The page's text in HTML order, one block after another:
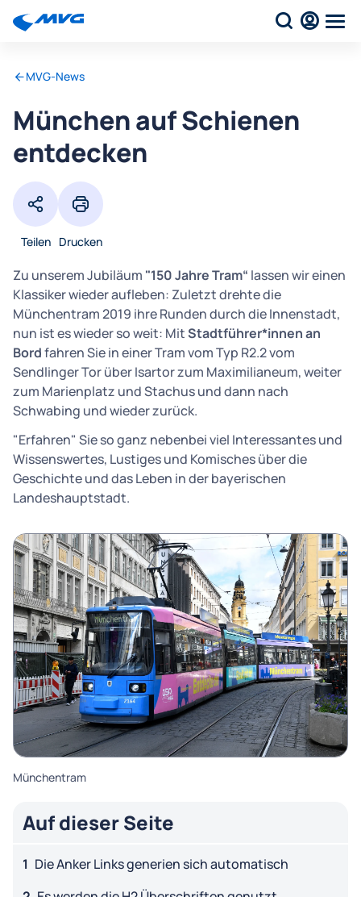
MVG-News
München auf Schienen
entdecken
Teilen Drucken
Zu unserem Jubiläum "150 Jahre Tram“ lassen wir einen
Klassiker wieder aufleben: Zuletzt drehte die
Münchentram 2019 ihre Runden durch die Innenstadt,
nun ist es wieder so weit: MitStadtführer*innen an
Bordfahren Sie in einer Tram vom Typ R2.2 vom
Sendlinger Tor über Isartor zum Maximilianeum, weiter
zum Marienplatz und Stachus und dann nach
Schwabing und wieder zurück.
"Erfahren" Sie so ganz nebenbei viel Interessantes und
Wissenswertes, Lustiges und Komisches über die
Geschichte und das Leben in der bayerischen
Landeshauptstadt.
Auf dieser Seite
Die Anker Links generien sich automatisch